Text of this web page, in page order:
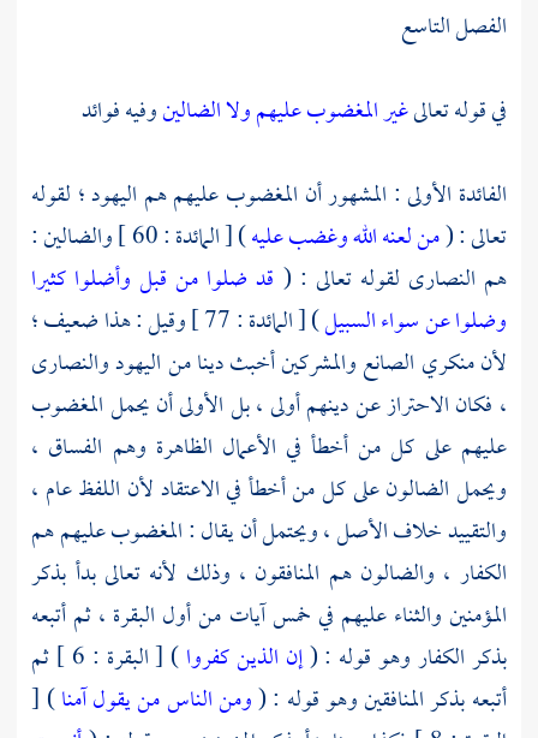
الفصل التاسع
في قوله تعالىغير المغضوب عليهم ولا الضالينوفيه فوائد
الفائدة الأولى : المشهور أن المغضوب عليهم هم اليهود؛ لقوله
تعالى : (من لعنه الله وغضب عليه
) [ المائدة : 60 ] والضالين :
هم النصارى لقوله تعالى : ( قد ضلوا من قبل وأضلوا كثيرا
وضلوا عن سواء السبيل
) [ المائدة : 77 ] وقيل : هذا ضعيف ؛
لأن منكري الصانع والمشركين أخبث دينا مناليهودوالنصارى
، فكان الاحتراز عن دينهم أولى ، بل الأولى أن يحمل المغضوب
عليهم على كل من أخطأ في الأعمال الظاهرة وهم الفساق ،
ويحمل الضالون على كل من أخطأ في الاعتقاد لأن اللفظ عام ،
والتقييد خلاف الأصل ، ويحتمل أن يقال : المغضوب عليهم هم
الكفار ، والضالون هم المنافقون ، وذلك لأنه تعالى بدأ بذكر
المؤمنين والثناء عليهم في خمس آيات من أول البقرة ، ثم أتبعه
بذكر الكفار وهو قوله : (إن الذين كفروا
) [ البقرة : 6 ] ثم
أتبعه بذكر المنافقين وهو قوله : (ومن الناس من يقول آمنا) [